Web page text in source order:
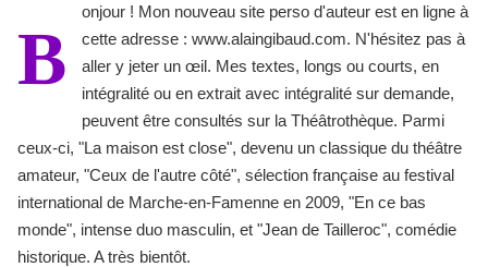
B
onjour ! Mon nouveau site perso d'auteur est en ligne à
cette adresse : www.alaingibaud.com. N'hésitez pas à
aller y jeter un œil. Mes textes, longs ou courts, en
intégralité ou en extrait avec intégralité sur demande,
peuvent être consultés sur la Théâtrothèque. Parmi
ceux-ci, "La maison est close", devenu un classique du théâtre
amateur, "Ceux de l'autre côté", sélection française au festival
international de Marche-en-Famenne en 2009, "En ce bas
monde", intense duo masculin, et "Jean de Tailleroc", comédie
historique. A très bientôt.